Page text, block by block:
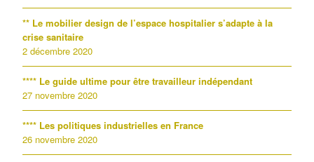
** Le mobilier design de l’espace hospitalier s’adapte à la
crise sanitaire
2 décembre 2020
**** Le guide ultime pour être travailleur indépendant
27 novembre 2020
**** Les politiques industrielles en France
26 novembre 2020